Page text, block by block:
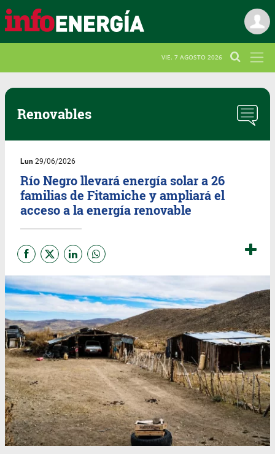
VIE. 7 AGOSTO 2026
Renovables
Lun 29/06/2026
Río Negro llevará energía solar a 26
familias de Fitamiche y ampliará el
acceso a la energía renovable